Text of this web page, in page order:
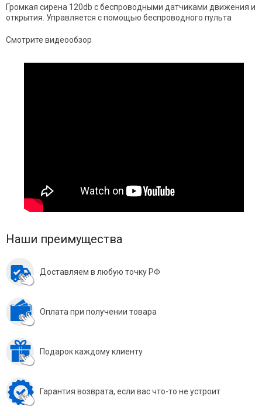
Громкая сирена 120db с беспроводными датчиками движения и
открытия. Управляется с помощью беспроводного пульта
Смотрите видеообзор
Наши преимущества
Доставляем в любую точку РФ
Оплата при получении товара
Подарок каждому клиенту
Гарантия возврата, если вас что-то не устроит